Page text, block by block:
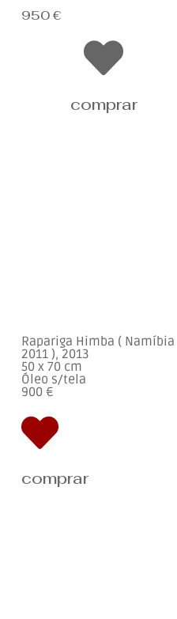
950 €
comprar
Rapariga Himba ( Namíbia
2011 ), 2013
50 x 70 cm
Óleo s/tela
900 €
comprar